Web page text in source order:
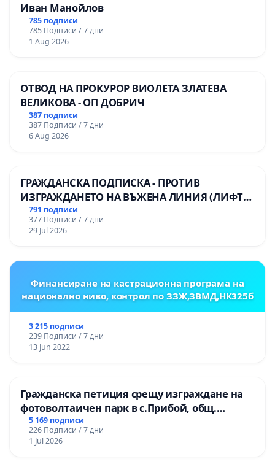
Иван Манойлов
785 подписи
785 Подписи / 7 дни
1 Aug 2026
ОТВОД НА ПРОКУРОР ВИОЛЕТА ЗЛАТЕВА
ВЕЛИКОВА - ОП ДОБРИЧ
387 подписи
387 Подписи / 7 дни
6 Aug 2026
ГРАЖДАНСКА ПОДПИСКА - ПРОТИВ
ИЗГРАЖДАНЕТО НА ВЪЖЕНА ЛИНИЯ (ЛИФТ)
НА ТЕРИТОРИЯТА НА ПРИРОДНА
ЗАБЕЛЕЖИТЕЛНОСТ „ХЪЛМ НА
ОСВОБОДИТЕЛИТЕ“ (БУНАРДЖИК)
791 подписи
377 Подписи / 7 дни
29 Jul 2026
Финансиране на кастрационна програма на
национално ниво, контрол по ЗЗЖ,ЗВМД,НК325б
3 215 подписи
239 Подписи / 7 дни
13 Jun 2022
Гражданска петиция срещу изграждане на
фотоволтаичен парк в с.Прибой, общ.
Радомир
5 169 подписи
226 Подписи / 7 дни
1 Jul 2026